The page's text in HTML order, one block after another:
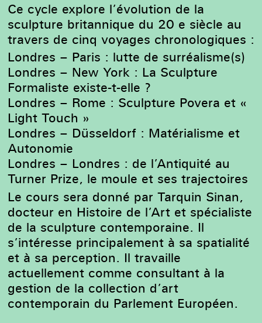
Ce cycle explore l’évolution de la
sculpture britannique du 20 e siècle au
travers de cinq voyages chronologiques :
Londres – Paris : lutte de surréalisme(s)
Londres – New York : La Sculpture
Formaliste existe-t-elle ?
Londres – Rome : Sculpture Povera et «
Light Touch »
Londres – Düsseldorf : Matérialisme et
Autonomie
Londres – Londres : de l’Antiquité au
Turner Prize, le moule et ses trajectoires
Le cours sera donné par Tarquin Sinan,
docteur en Histoire de l’Art et spécialiste
de la sculpture contemporaine. Il
s’intéresse principalement à sa spatialité
et à sa perception. Il travaille
actuellement comme consultant à la
gestion de la collection d’art
contemporain du Parlement Européen.